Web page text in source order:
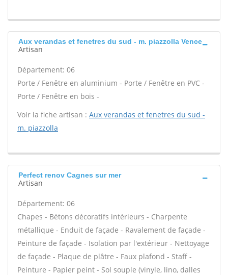
Aux verandas et fenetres du sud - m. piazzolla Vence
Artisan
Département: 06
Porte / Fenêtre en aluminium - Porte / Fenêtre en PVC -
Porte / Fenêtre en bois -
Voir la fiche artisan : Aux verandas et fenetres du sud -
m. piazzolla
Perfect renov Cagnes sur mer
Artisan
Département: 06
Chapes - Bétons décoratifs intérieurs - Charpente
métallique - Enduit de façade - Ravalement de façade -
Peinture de façade - Isolation par l'extérieur - Nettoyage
de façade - Plaque de plâtre - Faux plafond - Staff -
Peinture - Papier peint - Sol souple (vinyle, lino, dalles